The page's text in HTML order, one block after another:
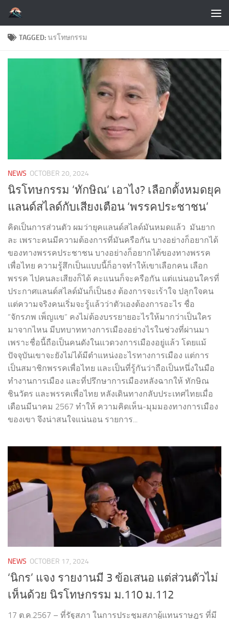
Skip to content
TAGGED: นรโทษกรรม
NEWS OCTOBER 20, 2024
นิรโทษกรรม ‘ทักษิณ’ เอาไง? เลือกตั้งหมดยุค
แลนด์สไลด์กับเสียงเตือน ‘พรรคประชาชน’
คิดเป็นการส่วนตัว ผมว่ายุคแลนด์สไลด์มันหมดแล้ว มันยาก
ละ เพราะคนมีความต้องการที่มันครือกัน บางอย่างก็อยากได้
ของทางพรรคประชาชน บางอย่างก็อยากได้ของทางพรรค
เพื่อไทย ความรู้สึกเป็นแบบนี้ก็อาจทำให้เขาเลือกคน เลือก
พรรค ไปคนละเสียงก็ได้ คะแนนก็จะครือกัน แต่แน่นอนใครที่
ประกาศแลนด์สไลด์มันก็เป็นธง ต้องการจะเร้าใจ ปลุกใจคน
แต่ความจริงคนเริ่มจะรู้แล้วว่าตัวเองต้องการอะไร ชื่อ
“จักรภพ เพ็ญแข” คงไม่ต้องบรรยายอะไรให้มากว่าเป็นใคร
มาจากไหน มีบทบาททางการเมืองอย่างไรในช่วงที่ผ่านมา
เพราะชื่อนี้ถือเป็นคนดังในแวดวงการเมืองอยู่แล้ว โดยแม้
ปัจจุบันเขาจะยังไม่ได้มีตำแหน่งอะไรทางการเมือง แต่การ
เป็นสมาชิกพรรคเพื่อไทย และเป็นที่รู้กันว่าถือเป็นหนึ่งในมือ
ทำงานการเมือง และที่ปรึกษาการเมืองหลังฉากให้ ทักษิณ
ชินวัตร และพรรคเพื่อไทย หลังเดินทางกลับประเทศไทยเมื่อ
เดือนมีนาคม 2567 ทำให้ ความคิดเห็น-มุมมองทางการเมือง
ของเขา จึงน่าสนใจแน่นอน รายการ...
NEWS OCTOBER 17, 2024
‘นิกร’ แจง รายงานมี 3 ข้อเสนอ แต่ส่วนตัวไม่
เห็นด้วย นิรโทษกรรม ม.110 ม.112
17 ต.ค.2567 – ที่รัฐสภา ในการประชุมสภาผู้แทนราษฎร ที่มี